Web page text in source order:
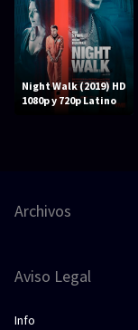
Night Walk (2019) HD
1080p y 720p Latino
Archivos
Aviso Legal
Info